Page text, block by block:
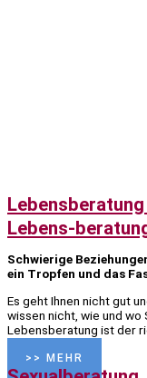
Lebens-
Schwierige
ein Tropfen und das
Es geht Ihnen nicht gut
wissen nicht, wie und wo
Lebensberatung ist der
>> MEHR